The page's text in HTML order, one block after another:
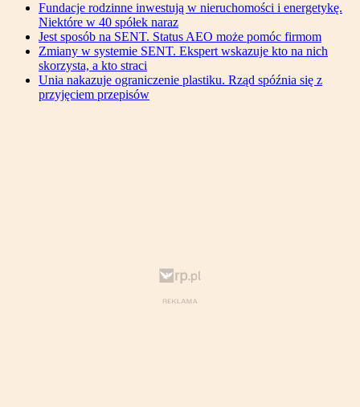
Fundacje rodzinne inwestują w nieruchomości i energetykę.
Niektóre w 40 spółek naraz
Jest sposób na SENT. Status AEO może pomóc firmom
Zmiany w systemie SENT. Ekspert wskazuje kto na nich
skorzysta, a kto straci
Unia nakazuje ograniczenie plastiku. Rząd spóźnia się z
przyjęciem przepisów